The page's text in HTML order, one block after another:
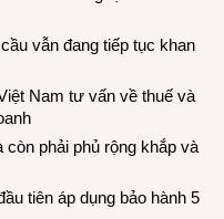
vẫn đang tiếp tục khan
Nam tư vấn về thuế và
còn phải phủ rộng khắp và
tiên áp dụng bảo hành 5